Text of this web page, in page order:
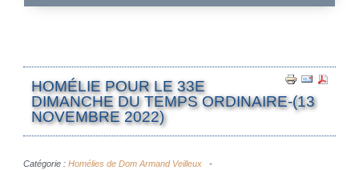
HOMÉLIE POUR LE 33E
DIMANCHE DU TEMPS ORDINAIRE-(13
NOVEMBRE 2022)
Catégorie : Homélies de Dom Armand Veilleux